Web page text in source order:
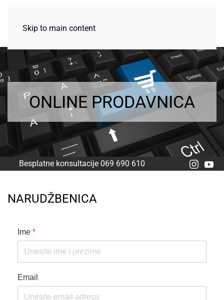
Skip to main content
ONLINE PRODAVNICA
Besplatne konsultacije 069 690 610
NARUDŽBENICA
Ime *
Email